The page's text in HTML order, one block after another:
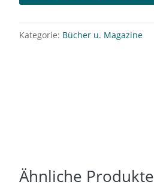
Kategorie: Bücher u. Magazine
Ähnliche Produkte